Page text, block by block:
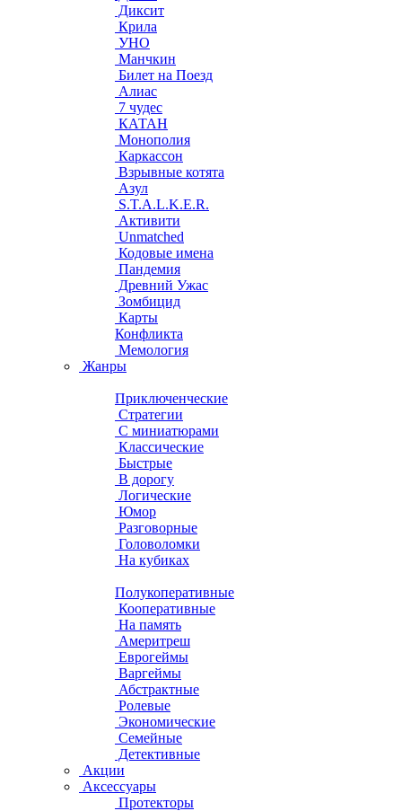
Диксит
Крила
УНО
Манчкин
Билет на Поезд
Алиас
7 чудес
КАТАН
Монополия
Каркассон
Взрывные котята
Азул
S.T.A.L.K.E.R.
Активити
Unmatched
Кодовые имена
Пандемия
Древний Ужас
Зомбицид
Карты
Конфликта
Мемология
Жанры
Приключенческие
Стратегии
С миниатюрами
Классические
Быстрые
В дорогу
Логические
Юмор
Разговорные
Головоломки
На кубиках
Полукоперативные
Кооперативные
На память
Америтреш
Еврогеймы
Варгеймы
Абстрактные
Ролевые
Экономические
Семейные
Детективные
Акции
Аксессуары
Протекторы